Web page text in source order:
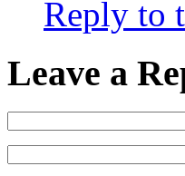
Reply to
Leave a